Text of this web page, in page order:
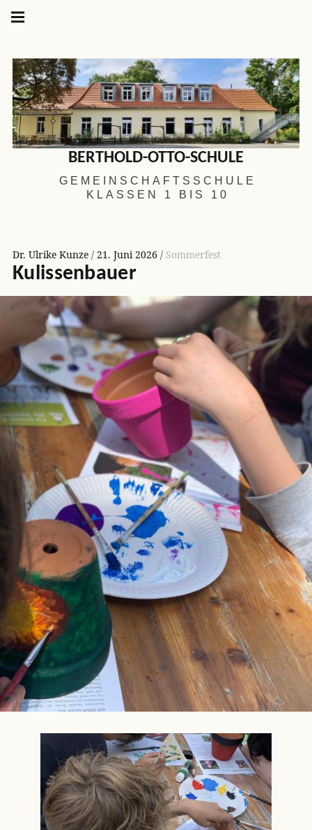
Springe
zum
BERTHOLD-OTTO-SCHULE
GEMEINSCHAFTSSCHULE
KLASSEN 1 BIS 10
Dr. Ulrike Kunze 21. Juni 2026 Sommerfest
Kulissenbauer